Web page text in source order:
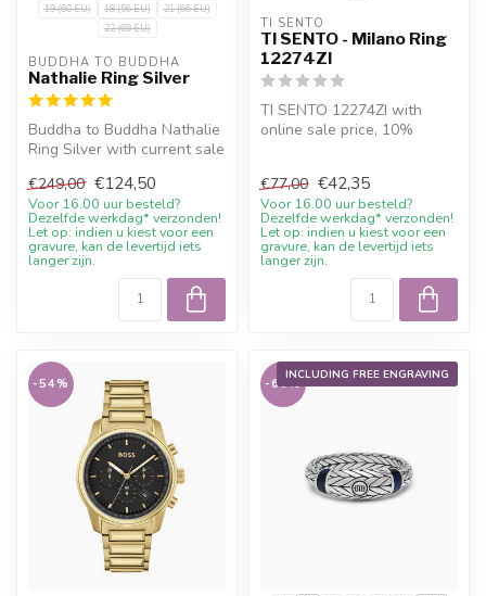
19 (60 EU)
18 (56 EU)
21 (66 EU)
22 (69 EU)
BUDDHA TO BUDDHA
Nathalie Ring Silver
Buddha to Buddha Nathalie
Ring Silver with current sale
€249,00 €124,50
Voor 16.00 uur besteld?
Dezelfde werkdag* verzonden!
Let op: indien u kiest voor een
gravure, kan de levertijd iets
langer zijn.
TI SENTO
TI SENTO - Milano Ring
12274ZI
TI SENTO 12274ZI with
online sale price, 10%
€77,00 €42,35
Voor 16.00 uur besteld?
Dezelfde werkdag* verzonden!
Let op: indien u kiest voor een
gravure, kan de levertijd iets
langer zijn.
-54%
INCLUDING FREE ENGRAVING
-60%